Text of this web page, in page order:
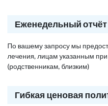
Еженедельный отчёт
По вашему запросу мы
лечения, лицам указанным
(родственникам, близким)
Гибкая ценовая